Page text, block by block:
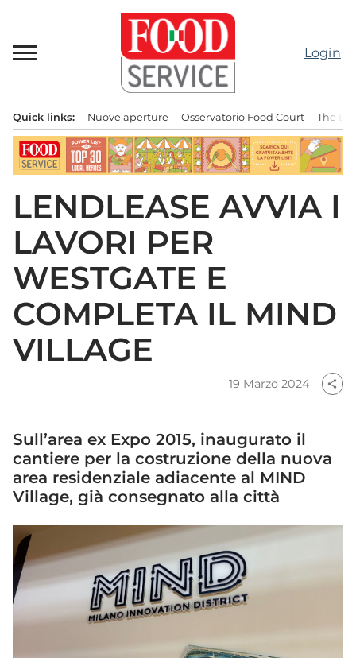
contenuto
Login
principale
Quick links: Nuove aperture Osservatorio Food Court The
LENDLEASE AVVIA I
LAVORI PER
WESTGATE E
COMPLETA IL MIND
VILLAGE
19 Marzo 2024 share
Sull’area ex Expo 2015, inaugurato il
cantiere per la costruzione della nuova
area residenziale adiacente al MIND
Village, già consegnato alla città